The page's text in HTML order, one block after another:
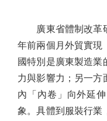
廣東省體制改革研
年前兩個月外貿實現
國特別是廣東製造業
力與影響力；另一方
內「內卷」向外延
象。具體到服裝行業